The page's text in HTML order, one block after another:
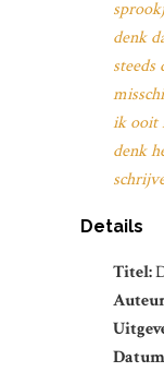
denk
steeds
ik ooit
denk
Details
Titel: